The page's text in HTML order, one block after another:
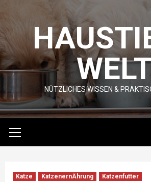
content
NÜTZLICHES WISSEN &
Menu
Katze KatzenernÄhrung Katzenfutter